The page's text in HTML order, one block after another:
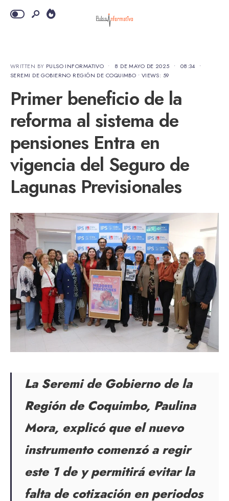
WRITTEN BY PULSO INFORMATIVO • 8 DE MAYO DE 2025 • 08:34 •
SEREMI DE GOBIERNO REGIÓN DE COQUIMBO • VIEWS: 59
Primer beneficio de la
reforma al sistema de
pensiones Entra en
vigencia del Seguro de
Lagunas Previsionales
La Seremi de Gobierno de la
Región de Coquimbo, Paulina
Mora, explicó que el nuevo
instrumento comenzó a regir
este 1 de y permitirá evitar la
falta de cotización en periodos